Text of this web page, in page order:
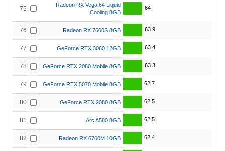
75
Radeon RX Vega 64 Liquid
Cooling 8GB
64
76 Radeon RX 7600S 8GB 63.9
77 GeForce RTX 3060 12GB 63.4
78 GeForce RTX 2080 Mobile 8GB 63.3
79 GeForce RTX 5070 Mobile 8GB 62.7
80 GeForce RTX 2080 8GB 62.5
81 Arc A580 8GB 62.5
82 Radeon RX 6700M 10GB 62.4